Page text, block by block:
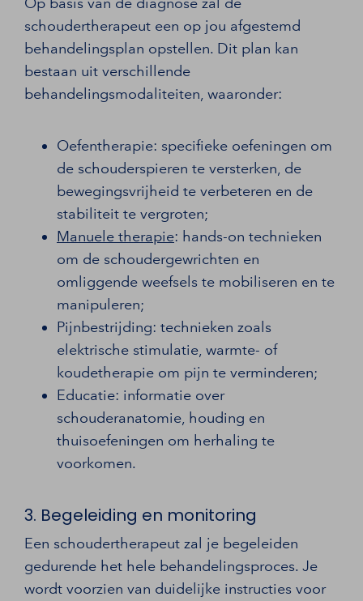
schoudertherapeut een op jou afgestemd
behandelingsplan opstellen. Dit plan kan
bestaan uit verschillende
behandelingsmodaliteiten, waaronder:
Oefentherapie: specifieke oefeningen om
de schouderspieren te versterken, de
bewegingsvrijheid te verbeteren en de
stabiliteit te vergroten;
Manuele therapie: hands-on technieken
om de schoudergewrichten en
omliggende weefsels te mobiliseren en te
manipuleren;
Pijnbestrijding: technieken zoals
elektrische stimulatie, warmte- of
koudetherapie om pijn te verminderen;
Educatie: informatie over
schouderanatomie, houding en
thuisoefeningen om herhaling te
voorkomen.
3. Begeleiding en monitoring
Een schoudertherapeut zal je begeleiden
gedurende het hele behandelingsproces. Je
wordt voorzien van duidelijke instructies voor